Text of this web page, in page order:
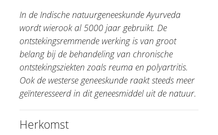
Valkruid
Blaasjeswingerd
Echinacea
Edelweiss
Eucalyptus
Tuinkers
Lavendel
In de Indische natuurgeneeskunde Ayurveda
wordt wierook al 5000 jaar gebruikt. De
ontstekingsremmende werking is van groot
belang bij de behandeling van chronische
ontstekingsziekten zoals reuma en polyartritis.
Ook de westerse geneeskunde raakt steeds meer
geïnteresseerd in dit geneesmiddel uit de natuur.
Herkomst